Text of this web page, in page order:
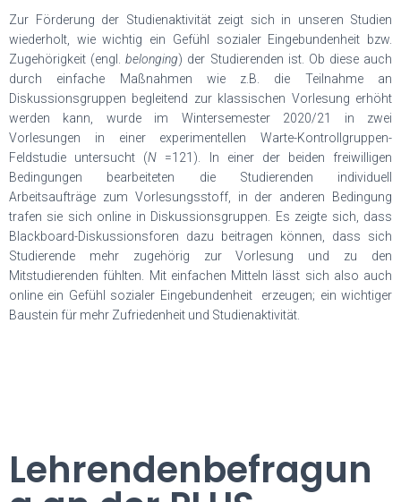
Zur Förderung der Studienaktivität zeigt sich in unseren Studien
wiederholt, wie wichtig ein Gefühl sozialer Eingebundenheit bzw.
Zugehörigkeit (engl.belonging) der Studierenden ist. Ob diese auch
durch einfache Maßnahmen wie z.B. die Teilnahme an
Diskussionsgruppen begleitend zur klassischen Vorlesung erhöht
werden kann, wurde im Wintersemester 2020/21 in zwei
Vorlesungen in einer experimentellen Warte-Kontrollgruppen-
Feldstudie untersucht (N =121). In einer der beiden freiwilligen
Bedingungen bearbeiteten die Studierenden individuell
Arbeitsaufträge zum Vorlesungsstoff, in der anderen Bedingung
trafen sie sich online in Diskussionsgruppen. Es zeigte sich, dass
Blackboard-Diskussionsforen dazu beitragen können, dass sich
Studierende mehr zugehörig zur Vorlesung und zu den
Mitstudierenden fühlten. Mit einfachen Mitteln lässt sich also auch
online ein Gefühl sozialer Eingebundenheit erzeugen; ein wichtiger
Baustein für mehr Zufriedenheit und Studienaktivität.
Lehrendenbefragun